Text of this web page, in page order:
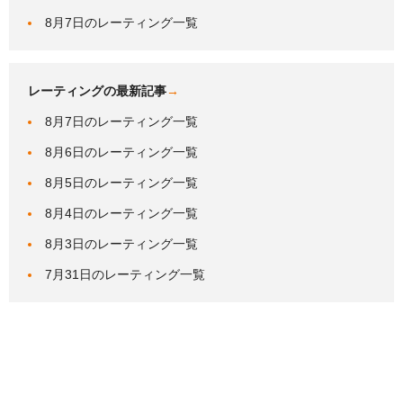
8月7日のレーティング一覧
レーティングの最新記事→
8月7日のレーティング一覧
8月6日のレーティング一覧
8月5日のレーティング一覧
8月4日のレーティング一覧
8月3日のレーティング一覧
7月31日のレーティング一覧